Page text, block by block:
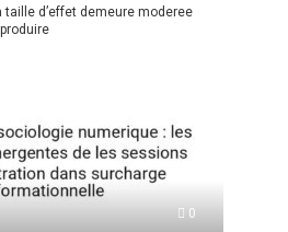
d’effet demeure moderee
0